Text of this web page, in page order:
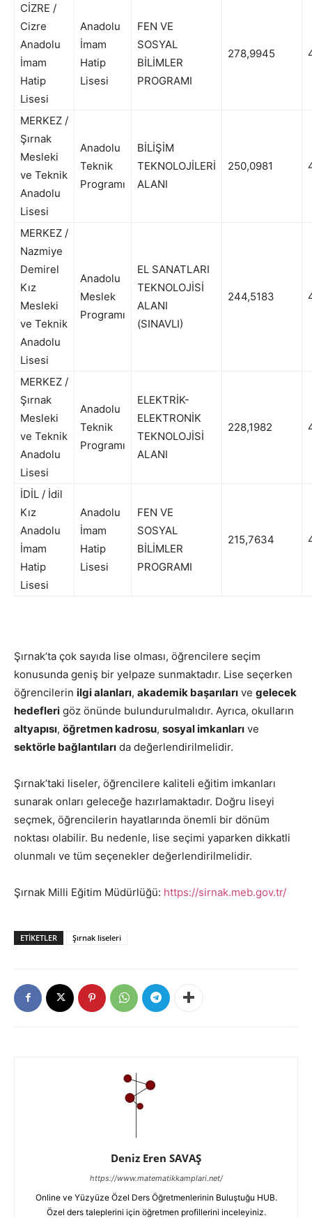
CİZRE /
Cizre
Anadolu
İmam
Hatip
Lisesi
Anadolu
İmam
Hatip
Lisesi
FEN VE
SOSYAL
BİLİMLER
PROGRAMI
278,9945
MERKEZ /
Şırnak
Mesleki
ve Teknik
Anadolu
Lisesi
Anadolu
Teknik
Programı
BİLİŞİM
TEKNOLOJİLERİ
ALANI
250,0981
MERKEZ /
Nazmiye
Demirel
Kız
Mesleki
ve Teknik
Anadolu
Lisesi
Anadolu
Meslek
Programı
EL SANATLARI
TEKNOLOJİSİ
ALANI
(SINAVLI)
244,5183
MERKEZ /
Şırnak
Mesleki
ve Teknik
Anadolu
Lisesi
Anadolu
Teknik
Programı
ELEKTRİK-
ELEKTRONİK
TEKNOLOJİSİ
ALANI
228,1982
İDİL / İdil
Kız
Anadolu
İmam
Hatip
Lisesi
Anadolu
İmam
Hatip
Lisesi
FEN VE
SOSYAL
BİLİMLER
PROGRAMI
215,7634
Şırnak’ta çok sayıda lise olması, öğrencilere seçim
konusunda geniş bir yelpaze sunmaktadır. Lise seçerken
öğrencilerin ilgi alanları, akademik başarıları ve gelecek
hedefleri göz önünde bulundurulmalıdır. Ayrıca, okulların
altyapısı, öğretmen kadrosu, sosyal imkanları ve
sektörle bağlantıları da değerlendirilmelidir.
Şırnak’taki liseler, öğrencilere kaliteli eğitim imkanları
sunarak onları geleceğe hazırlamaktadır. Doğru liseyi
seçmek, öğrencilerin hayatlarında önemli bir dönüm
noktası olabilir. Bu nedenle, lise seçimi yaparken dikkatli
olunmalı ve tüm seçenekler değerlendirilmelidir.
Şırnak Milli Eğitim Müdürlüğü: https://sirnak.meb.gov.tr/
ETIKETLER Şırnak liseleri
Deniz Eren SAVAŞ
https://www.matematikkamplari.net/
Online ve Yüzyüze Özel Ders Öğretmenlerinin Buluştuğu HUB.
Özel ders taleplerini için öğretmen profillerini inceleyiniz.